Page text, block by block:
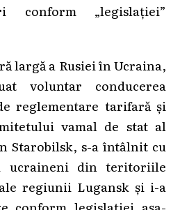
conform „legislației”
largă a Rusiei în Ucraina,
voluntar conducerea
reglementare tarifară și
vamal de stat al
Starobilsk, s-a întâlnit cu
ucraineni din teritoriile
regiunii Lugansk și i-a
conform legislației așa-